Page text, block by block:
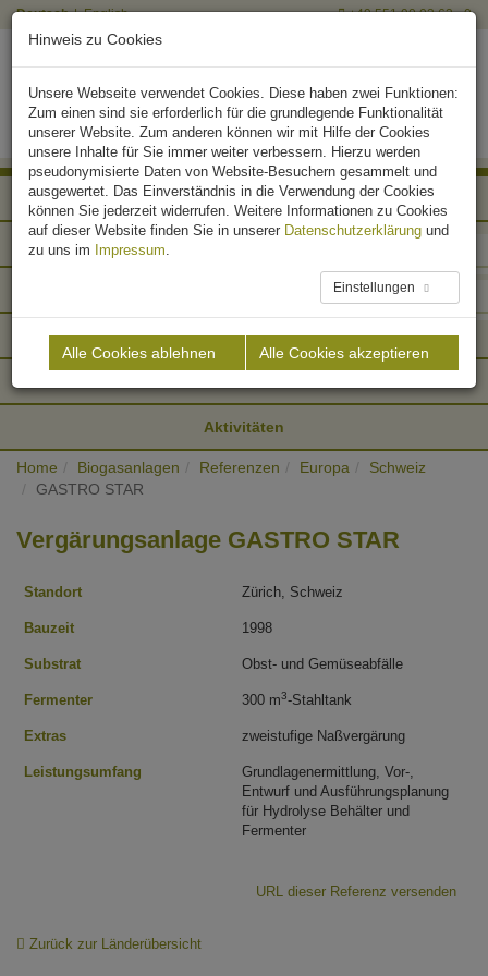
Deutsch English +49 551 90 03 63 - 0
Afrika
Nordamerika
Aktivitäten
Home Biogasanlagen Referenzen Europa
Schweiz
GASTRO STAR
Vergärungsanlage GASTRO STAR
Standort Zürich, Schweiz
Bauzeit 1998
Substrat Obst- und Gemüseabfälle
Fermenter 300 m3-Stahltank
Extras zweistufige Naßvergärung
Leistungsumfang
Grundlagenermittlung, Vor-,
Entwurf und Ausführungsplanung
für Hydrolyse Behälter und
Fermenter
URL dieser Referenz versenden
Zurück zur Länderübersicht
Hinweis zu Cookies
Unsere Webseite verwendet Cookies. Diese haben zwei Funktionen:
Zum einen sind sie erforderlich für die grundlegende Funktionalität
unserer Website. Zum anderen können wir mit Hilfe der Cookies
unsere Inhalte für Sie immer weiter verbessern. Hierzu werden
pseudonymisierte Daten von Website-Besuchern gesammelt und
ausgewertet. Das Einverständnis in die Verwendung der Cookies
können Sie jederzeit widerrufen. Weitere Informationen zu Cookies
auf dieser Website finden Sie in unserer Datenschutzerklärung und
zu uns im Impressum.
Einstellungen
Alle Cookies ablehnen Alle Cookies akzeptieren